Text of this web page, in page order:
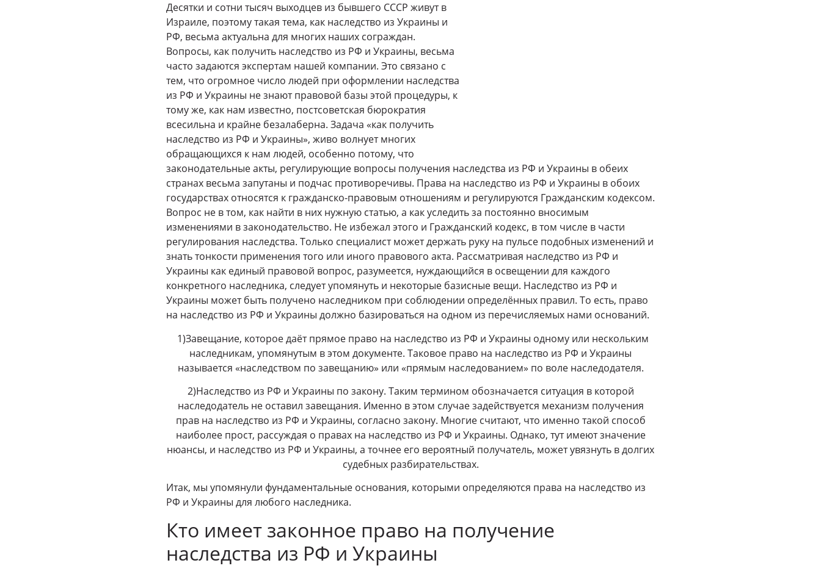
Десятки и сотни тысяч выходцев из бывшего СССР живут в
Израиле, поэтому такая тема, как наследство из Украины и
РФ, весьма актуальна для многих наших сограждан.
Вопросы, как получить наследство из РФ и Украины, весьма
часто задаются экспертам нашей компании. Это связано с
тем, что огромное число людей при оформлении наследства
из РФ и Украины не знают правовой базы этой процедуры, к
тому же, как нам известно, постсоветская бюрократия
всесильна и крайне безалаберна. Задача «как получить
наследство из РФ и Украины», живо волнует многих
обращающихся к нам людей, особенно потому, что
законодательные акты, регулирующие вопросы получения наследства из РФ и Украины в обеих
странах весьма запутаны и подчас противоречивы. Права на наследство из РФ и Украины в обоих
государствах относятся к гражданско-правовым отношениям и регулируются Гражданским кодексом.
Вопрос не в том, как найти в них нужную статью, а как уследить за постоянно вносимым
изменениями в законодательство. Не избежал этого и Гражданский кодекс, в том числе в части
регулирования наследства. Только специалист может держать руку на пульсе подобных изменений и
знать тонкости применения того или иного правового акта. Рассматривая наследство из РФ и
Украины как единый правовой вопрос, разумеется, нуждающийся в освещении для каждого
конкретного наследника, следует упомянуть и некоторые базисные вещи. Наследство из РФ и
Украины может быть получено наследником при соблюдении определённых правил. То есть, право
на наследство из РФ и Украины должно базироваться на одном из перечисляемых нами оснований.
1)Завещание, которое даёт прямое право на наследство из РФ и Украины одному или нескольким
наследникам, упомянутым в этом документе. Таковое право на наследство из РФ и Украины
называется «наследством по завещанию» или «прямым наследованием» по воле наследодателя.
2)Наследство из РФ и Украины по закону. Таким термином обозначается ситуация в которой
наследодатель не оставил завещания. Именно в этом случае задействуется механизм получения
прав на наследство из РФ и Украины, согласно закону. Многие считают, что именно такой способ
наиболее прост, рассуждая о правах на наследство из РФ и Украины. Однако, тут имеют значение
нюансы, и наследство из РФ и Украины, а точнее его вероятный получатель, может увязнуть в долгих
судебных разбирательствах.
Итак, мы упомянули фундаментальные основания, которыми определяются права на наследство из
РФ и Украины для любого наследника.
Кто имеет законное право на получение
наследства из РФ и Украины